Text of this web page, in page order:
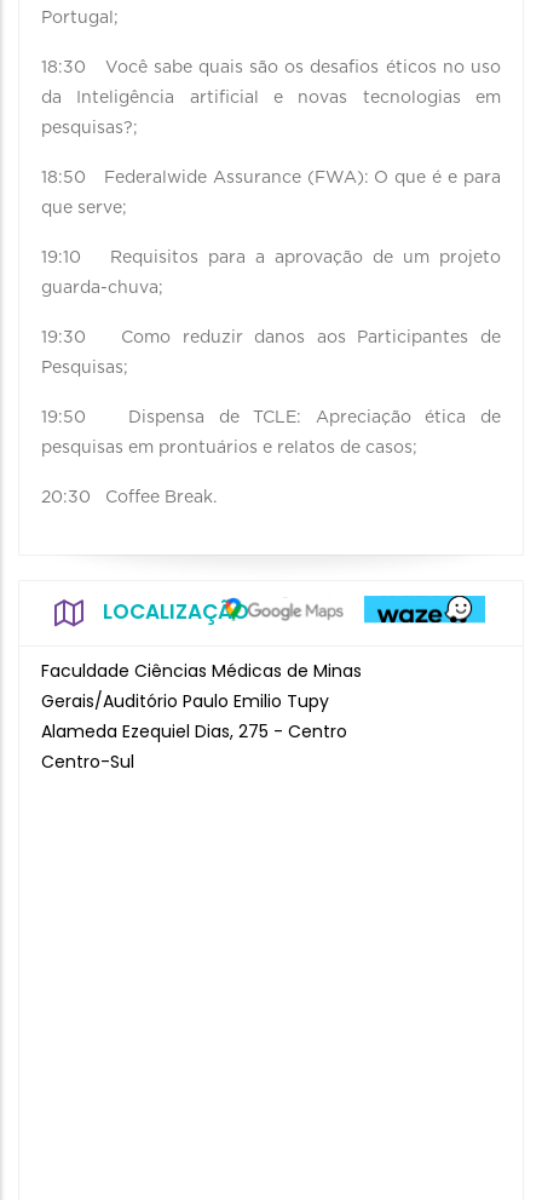
Portugal;
18:30 Você sabe quais são os desafios éticos no uso
da Inteligência artificial e novas tecnologias em
pesquisas?;
18:50 Federalwide Assurance (FWA): O que é e para
que serve;
19:10 Requisitos para a aprovação de um projeto
guarda-chuva;
19:30 Como reduzir danos aos Participantes de
Pesquisas;
19:50 Dispensa de TCLE: Apreciação ética de
pesquisas em prontuários e relatos de casos;
20:30 Coffee Break.
LOCALIZAÇÃO
Faculdade Ciências Médicas de Minas
Gerais/Auditório Paulo Emilio Tupy
Alameda Ezequiel Dias, 275 - Centro
Centro-Sul